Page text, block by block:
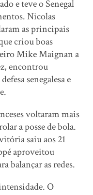
e teve o Senegal
Nicolas
as principais
criou boas
Mike Maignan a
encontrou
senegalesa e
voltaram mais
a posse de bola.
saiu aos 21
aproveitou
balançar as redes.
O